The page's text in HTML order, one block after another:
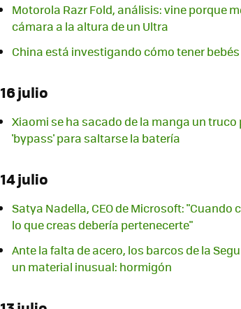
Motorola Razr Fold, análisis: vine porque
cámara a la altura de un Ultra
China está investigando cómo tener
16 julio
Xiaomi se ha sacado de la manga un
'bypass' para saltarse la batería
14 julio
Satya Nadella, CEO de Microsoft:
lo que creas debería pertenecerte"
Ante la falta de acero, los barcos de la
un material inusual: hormigón